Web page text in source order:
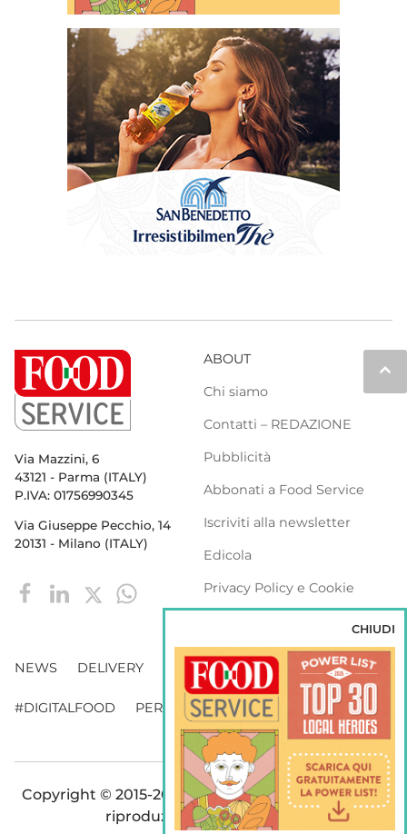
keyboard_arrow_up
Via Mazzini, 6
43121 - Parma (ITALY)
P.IVA: 01756990345
Via Giuseppe Pecchio, 14
20131 - Milano (ITALY)
ABOUT
Chi siamo
Contatti – REDAZIONE
Pubblicità
Abbonati a Food Service
Iscriviti alla newsletter
Edicola
Privacy Policy e Cookie
NEWS DELIVERY DISTRIBUZIONE
#DIGITALFOOD PERSONE WEBINAR VENDING
Copyright © 2015-2026 FOOD S.r.l. - Tutti i diritti di
riproduzione sono riservati
CHIUDI